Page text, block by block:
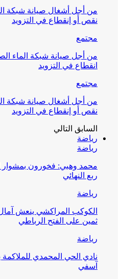
من أجل أشغال صيانة شبكة
نقص أو إنقطاع في التزويد
مجتمع
من أجل صيانة شبكة الماء
انقطاع في التزويد
مجتمع
من أجل أشغال صيانة شبكة
نقص أو إنقطاع في التزويد
السابق التالي
رياضة
رياضة
محمد وهبي: فخورون بمشوار
ربع النهائي
رياضة
الكوكب المراكشي ينعش آمال
ثمين على الفتح الرباطي
رياضة
نادي الحي المحمدي
آسفي